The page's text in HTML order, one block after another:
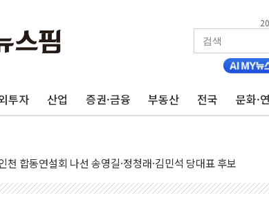
투자 산업 증권·금융 부동산 전국 문화·
진·영덕 '호우특보'-포항 '산사태 주의보'...경북도, 호우 피해
합] 김민석, 정청래에 '0.86%p' 차 재역전 성공...金 45.42%
민석, 2주차 제주·인천 경선서 정청래에 승리...47.75% vs
사하는 김민석 당대표 후보